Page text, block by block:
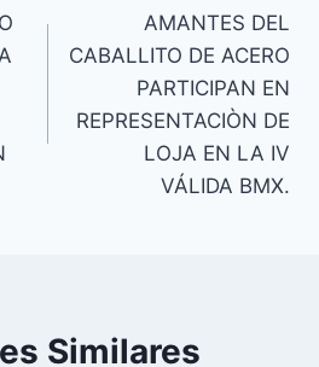
AMANTES DEL
CABALLITO DE ACERO
PARTICIPAN EN
REPRESENTACIÒN DE
LOJA EN LA IV
VÁLIDA BMX.
Similares